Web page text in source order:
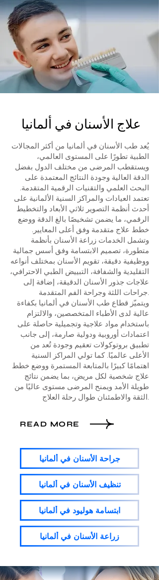
علاج الأسنان في ألمانيا
يُعد طب الأسنان في ألمانيا من أكثر المجالات
الطبية تطورًا على المستوى العالمي،
ويستقطب المرضى من مختلف الدول بفضل
الدقة العالية وجودة النتائج المعتمدة على
البحث العلمي والتقنيات الرقمية المتقدمة.
تعتمد العيادات والمراكز السنية الألمانية على
أحدث أنظمة التصوير ثلاثي الأبعاد والتخطيط
الرقمي، ما يضمن تشخيصًا بالغ الدقة ووضع
خطط علاج متقدمة وفق أعلى المعايير.
وتشمل الخدمات زراعة الأسنان بأنظمة
متطورة، تصميم الابتسامة وفق أسس جمالية
ووظيفية دقيقة، تقويم الأسنان بمختلف أنواعه
التقليدية والشفافة، التبييض الطبي الاحترافي،
علاجات جذور الأسنان الدقيقة، إضافة إلى
جراحات اللثة وجراحة الفم المتقدمة.
ويتميّز قطاع طب الأسنان في ألمانيا بكفاءة
عالية لدى الأطباء المتخصصين، والالتزام
باستخدام مواد علاجية وتجميلية حاصلة على
اعتمادات أوروبية ودولية صارمة، إلى جانب
تطبيق بروتوكولات تعقيم وجودة تُعد من
الأعلى عالميًا. كما تولي المراكز السنية
اهتمامًا كبيرًا بالمتابعة المستمرة ووضع خطط
علاج شخصية لكل مريض، بما يضمن نتائج
طويلة الأمد ويمنح المرضى مستوى عاليًا من
الثقة والاطمئنان طوال رحلة العلاج.
READ MORE
جراحة الأسنان في ألمانيا
تنظيف الأسنان في ألمانيا
ابتسامة هوليود في ألمانيا
زراعة الأسنان في ألمانيا